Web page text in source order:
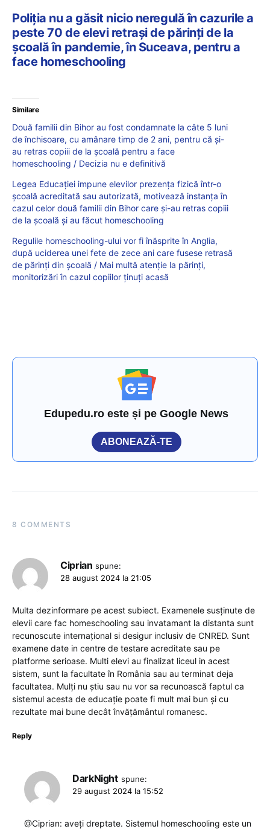
Poliția nu a găsit nicio neregulă în cazurile a
peste 70 de elevi retrași de părinți de la
școală în pandemie, în Suceava, pentru a
face homeschooling
Similare
Două familii din Bihor au fost condamnate la câte 5 luni
de închisoare, cu amânare timp de 2 ani, pentru că și-
au retras copiii de la școală pentru a face
homeschooling / Decizia nu e definitivă
Legea Educației impune elevilor prezența fizică într-o
școală acreditată sau autorizată, motivează instanța în
cazul celor două familii din Bihor care și-au retras copiii
de la școală și au făcut homeschooling
Regulile homeschooling-ului vor fi înăsprite în Anglia,
după uciderea unei fete de zece ani care fusese retrasă
de părinți din școală / Mai multă atenție la părinți,
monitorizări în cazul copiilor ținuți acasă
Edupedu.ro este și pe Google News
ABONEAZĂ-TE
8 COMMENTS
Ciprian spune:
28 august 2024 la 21:05
Multa dezinformare pe acest subiect. Examenele susținute de
elevii care fac homeschooling sau invatamant la distanta sunt
recunoscute internațional si desigur inclusiv de CNRED. Sunt
examene date in centre de testare acreditate sau pe
platforme serioase. Multi elevi au finalizat liceul in acest
sistem, sunt la facultate în România sau au terminat deja
facultatea. Mulți nu știu sau nu vor sa recunoască faptul ca
sistemul acesta de educație poate fi mult mai bun și cu
rezultate mai bune decât învățământul romanesc.
Reply
DarkNight spune:
29 august 2024 la 15:52
@Ciprian: aveți dreptate. Sistemul homeschooling este un